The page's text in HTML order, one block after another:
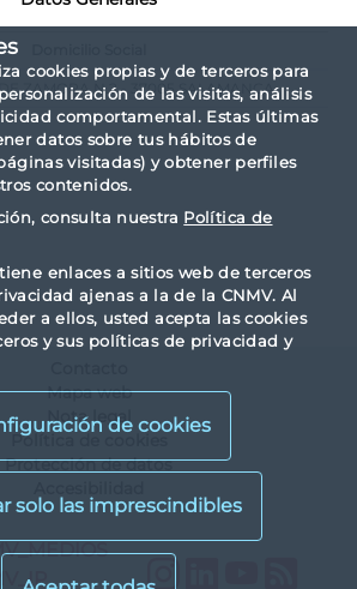
cookies propias y de terceros para
de las visitas, análisis
comportamental. Estas últimas
datos sobre tus hábitos de
visitadas) y obtener perfiles
contenidos.
consulta nuestra Política de
enlaces a sitios web de terceros
ajenas a la de la CNMV. Al
a ellos, usted acepta las cookies
y sus políticas de privacidad y
de cookies
ZAMORA N.2 - 37005 SALAMANCA
Mapa web
Nota legal
Política de cookies
Protección de datos